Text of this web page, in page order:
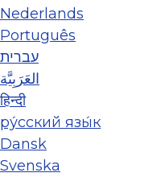
Nederlands
Português
עברית
العَرَبِيَّة
हिन्दी
ру́сский язы́к
Dansk
Svenska